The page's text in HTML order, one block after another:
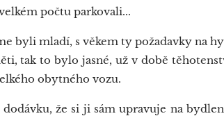
počtu parkovali...
byli mladí, s věkem ty požadavky na
tak to bylo jasné, už v době
obytného vozu.
že si ji sám upravuje na